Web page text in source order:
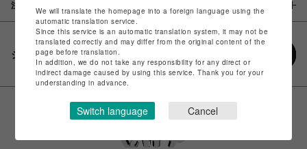
注意事項
シェアする
We will translate the homepage into a foreign language using the
automatic translation service.
Since this service is an automatic translation system, it may not be
translated correctly and may differ from the original content of the
page before translation.
In addition, we do not take any responsibility for any direct or
indirect damage caused by using this service. Thank you for your
understanding in advance.
Switch language Cancel